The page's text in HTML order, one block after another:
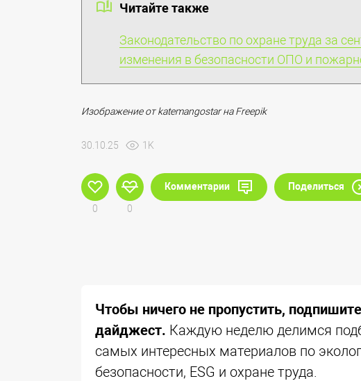
Читайте также
Законодательство по охране труда за
изменения в безопасности ОПО и
Изображение от katemangostar на Freepik
30.10.25 1K
0 0
Комментарии Поделиться
Чтобы ничего не пропустить,
дайджест. Каждую неделю делимся
самых интересных материалов по
безопасности, ESG и охране труда.